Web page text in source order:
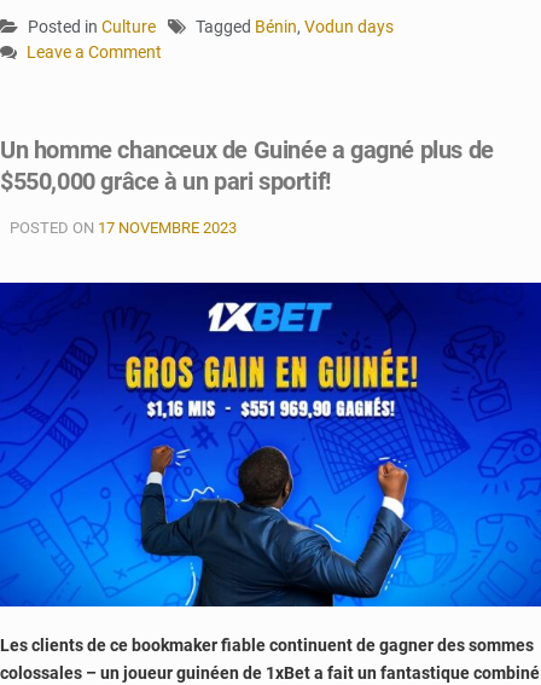
Posted in Culture Tagged Bénin, Vodun days
Leave a Comment
historique
de
accueille
Vodun
Days,
les
et
10
janvier
2024
Un homme chanceux de Guinée a gagné plus de
$550,000 grâce à un pari sportif!
POSTED ON 17 NOVEMBRE 2023
Les clients de ce bookmaker fiable continuent de gagner des sommes
colossales – un joueur guinéen de 1xBet a fait un fantastique combiné